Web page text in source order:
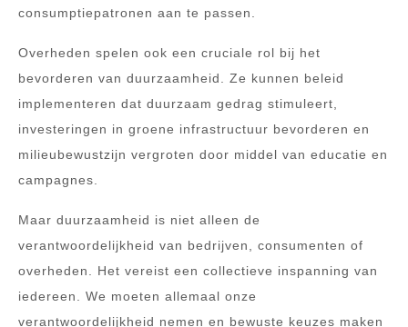
consumptiepatronen aan te passen.
Overheden spelen ook een cruciale rol bij het
bevorderen van duurzaamheid. Ze kunnen beleid
implementeren dat duurzaam gedrag stimuleert,
investeringen in groene infrastructuur bevorderen en
milieubewustzijn vergroten door middel van educatie en
campagnes.
Maar duurzaamheid is niet alleen de
verantwoordelijkheid van bedrijven, consumenten of
overheden. Het vereist een collectieve inspanning van
iedereen. We moeten allemaal onze
verantwoordelijkheid nemen en bewuste keuzes maken